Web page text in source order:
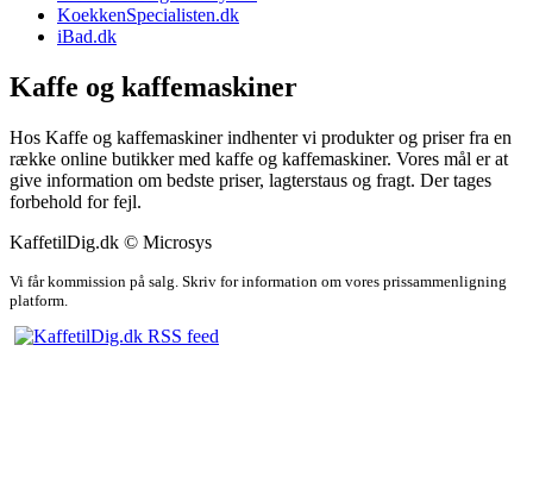
KoekkenSpecialisten.dk
iBad.dk
Kaffe og kaffemaskiner
Hos Kaffe og kaffemaskiner indhenter vi produkter og priser fra en
række online butikker med kaffe og kaffemaskiner. Vores mål er at
give information om bedste priser, lagterstaus og fragt. Der tages
forbehold for fejl.
KaffetilDig.dk © Microsys
Vi får kommission på salg. Skriv for information om vores prissammenligning
platform.